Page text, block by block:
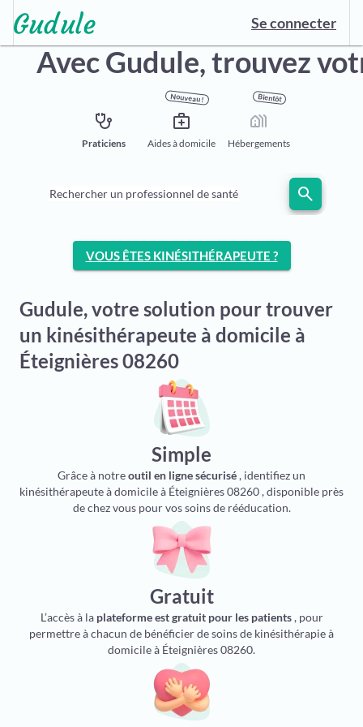
Se connecter
Avec Gudule,trouvez
stethoscope
Praticiens
Nouveau !
medical_services
Aides à domicile
Bientôt
holiday_village
Hébergements
Rechercher un professionnel de santé search
VOUS ÊTES KINÉSITHÉRAPEUTE ?
Gudule, votre solution pour trouver
un kinésithérapeute à domicile à
Éteignières 08260
Simple
Grâce à notreoutil en ligne sécurisé, identifiez un
kinésithérapeute à domicile à Éteignières 08260 , disponible près
de chez vous pour vos soins de rééducation.
Gratuit
L’accès à la plateforme est gratuit pour les patients, pour
permettre à chacun de bénéficier de soins de kinésithérapie à
domicile à Éteignières 08260.